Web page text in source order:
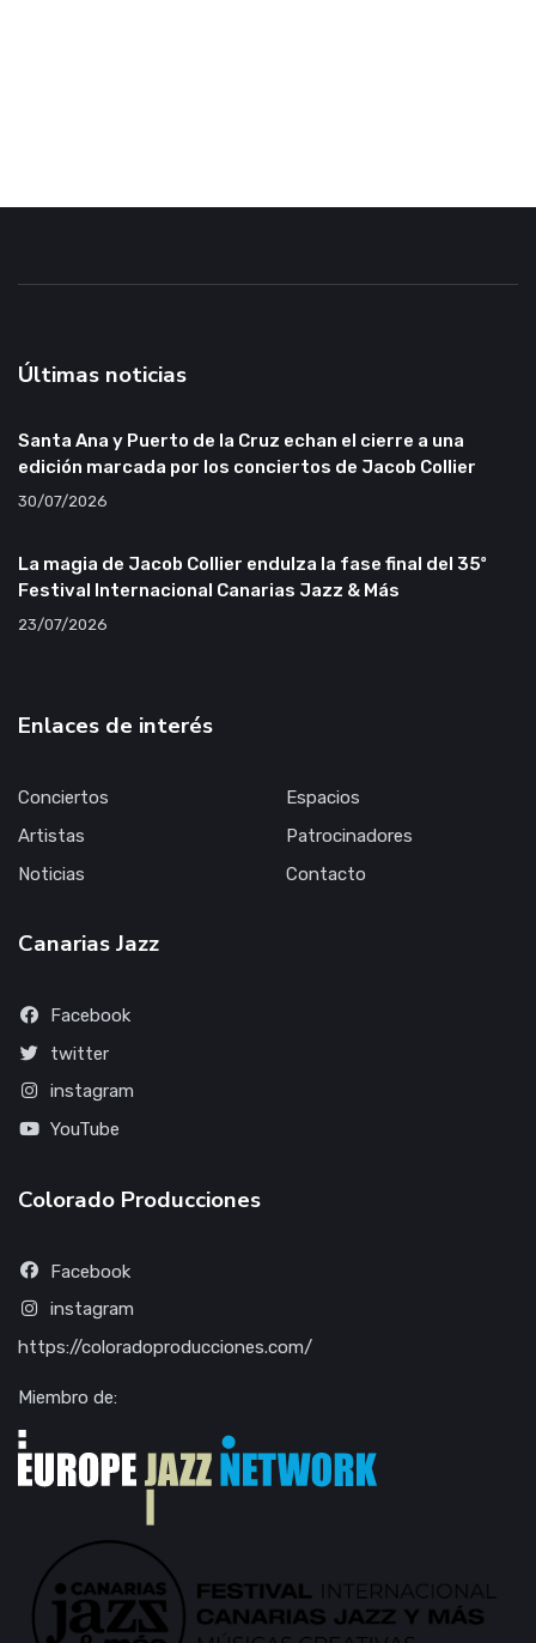
Últimas noticias
Santa Ana y Puerto de la Cruz echan el cierre a una
edición marcada por los conciertos de Jacob Collier
30/07/2026
La magia de Jacob Collier endulza la fase final del 35º
Festival Internacional Canarias Jazz & Más
23/07/2026
Enlaces de interés
Conciertos
Artistas
Noticias
Espacios
Patrocinadores
Contacto
Canarias Jazz
Facebook
twitter
instagram
YouTube
Colorado Producciones
Facebook
instagram
https://coloradoproducciones.com/
Miembro de: